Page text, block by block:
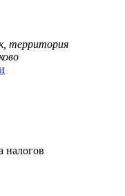
территория
налогов